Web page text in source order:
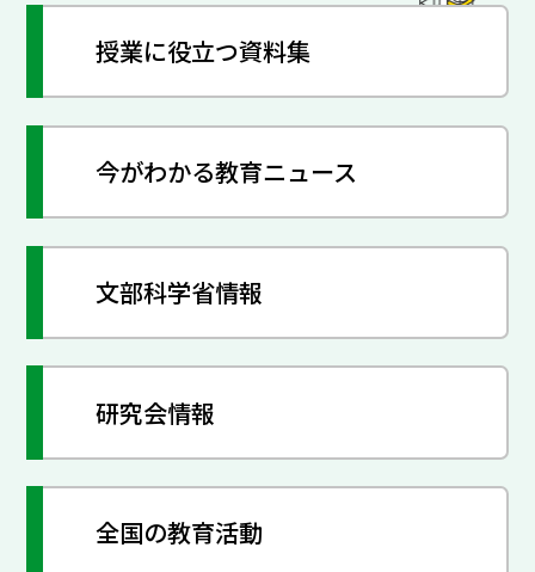
授業に役立つ資料集
今がわかる教育ニュース
文部科学省情報
研究会情報
全国の教育活動